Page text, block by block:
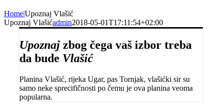
Home|Upoznaj Vlašić
Upoznaj Vlašićadmin2018-05-01T17:11:54+02:00
Upoznaj zbog čega vaš izbor treba
da bude Vlašić
Planina Vlašić, rijeka Ugar, pas Tornjak, vlašićki sir su
samo neke sprecifičnosti po čemu je ova planina veoma
popularna.